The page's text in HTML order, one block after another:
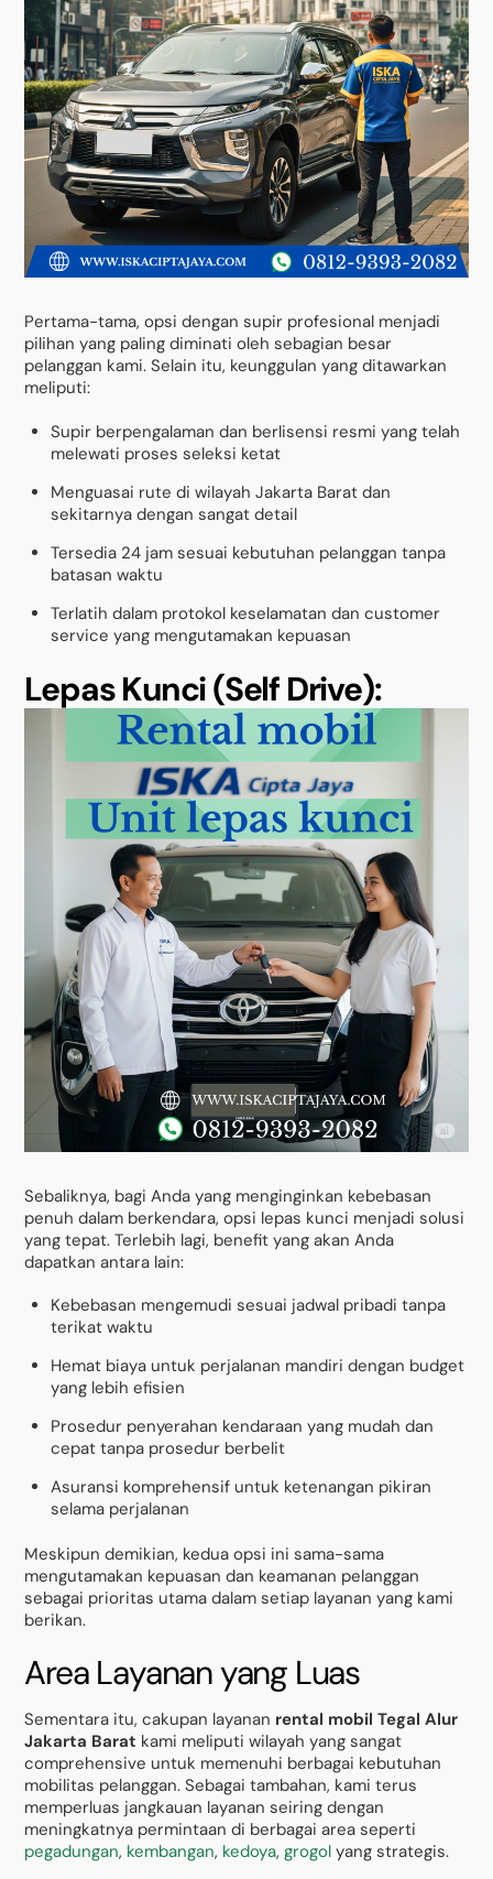
Pertama-tama, opsi dengan supir profesional menjadi
pilihan yang paling diminati oleh sebagian besar
pelanggan kami. Selain itu, keunggulan yang ditawarkan
meliputi:
Supir berpengalaman dan berlisensi resmi yang telah
melewati proses seleksi ketat
Menguasai rute di wilayah Jakarta Barat dan
sekitarnya dengan sangat detail
Tersedia 24 jam sesuai kebutuhan pelanggan tanpa
batasan waktu
Terlatih dalam protokol keselamatan dan customer
service yang mengutamakan kepuasan
Lepas Kunci (Self Drive):
Sebaliknya, bagi Anda yang menginginkan kebebasan
penuh dalam berkendara, opsi lepas kunci menjadi solusi
yang tepat. Terlebih lagi, benefit yang akan Anda
dapatkan antara lain:
Kebebasan mengemudi sesuai jadwal pribadi tanpa
terikat waktu
Hemat biaya untuk perjalanan mandiri dengan budget
yang lebih efisien
Prosedur penyerahan kendaraan yang mudah dan
cepat tanpa prosedur berbelit
Asuransi komprehensif untuk ketenangan pikiran
selama perjalanan
Meskipun demikian, kedua opsi ini sama-sama
mengutamakan kepuasan dan keamanan pelanggan
sebagai prioritas utama dalam setiap layanan yang kami
berikan.
Area Layanan yang Luas
Sementara itu, cakupan layanan rental mobil Tegal Alur
Jakarta Barat kami meliputi wilayah yang sangat
comprehensive untuk memenuhi berbagai kebutuhan
mobilitas pelanggan. Sebagai tambahan, kami terus
memperluas jangkauan layanan seiring dengan
meningkatnya permintaan di berbagai area seperti
pegadungan, kembangan, kedoya,grogol yang strategis.